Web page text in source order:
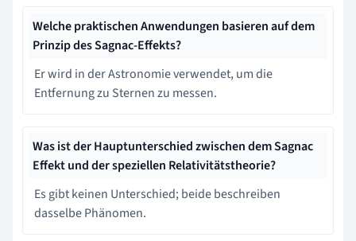
Welche praktischen Anwendungen basieren auf dem
Prinzip des Sagnac-Effekts?
Er wird in der Astronomie verwendet, um die
Entfernung zu Sternen zu messen.
Was ist der Hauptunterschied zwischen dem Sagnac
Effekt und der speziellen Relativitätstheorie?
Es gibt keinen Unterschied; beide beschreiben
dasselbe Phänomen.